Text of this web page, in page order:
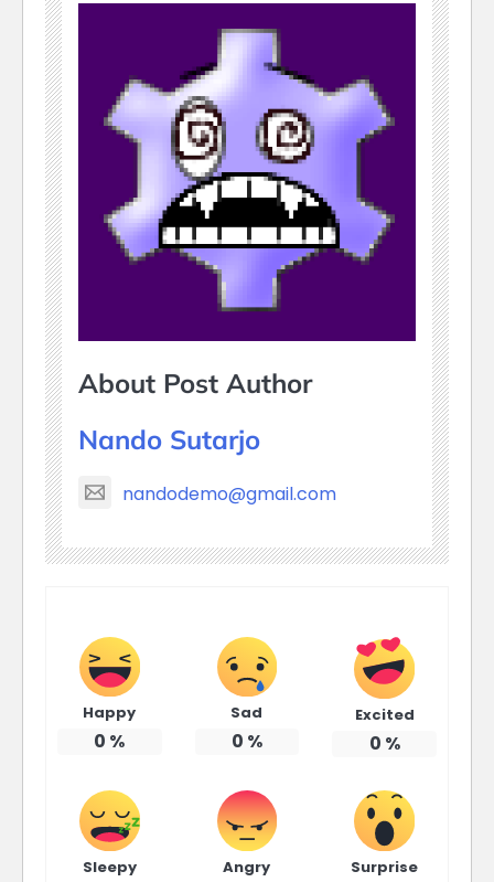
About Post Author
Nando Sutarjo
nandodemo@gmail.com
Happy
0 %
Sad
0 %
Excited
0 %
Sleepy Angry Surprise